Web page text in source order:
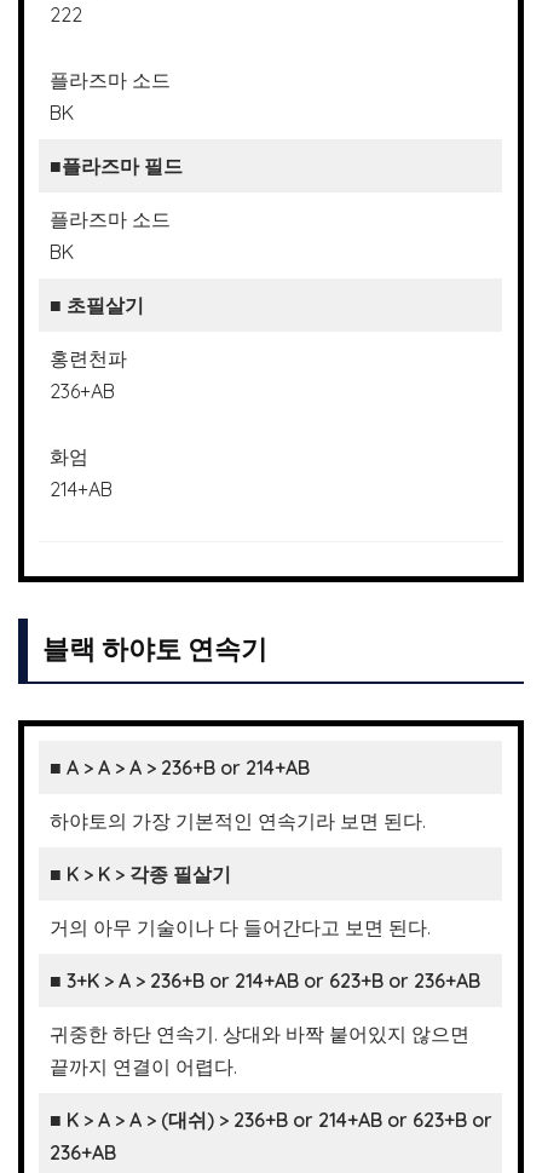
222
플라즈마 소드
BK
■플라즈마 필드
플라즈마 소드
BK
■ 초필살기
홍련천파
236+AB
화엄
214+AB
블랙 하야토 연속기
■ A > A > A > 236+B or 214+AB
하야토의 가장 기본적인 연속기라 보면 된다.
■ K > K > 각종 필살기
거의 아무 기술이나 다 들어간다고 보면 된다.
■ 3+K > A > 236+B or 214+AB or 623+B or 236+AB
귀중한 하단 연속기. 상대와 바짝 붙어있지 않으면
끝까지 연결이 어렵다.
■ K > A > A > (대쉬) > 236+B or 214+AB or 623+B or
236+AB